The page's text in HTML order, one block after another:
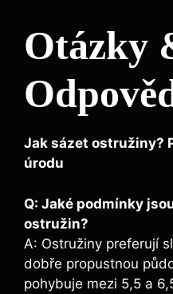
Otázky
Jak sázet ostružiny?
úrodu
Q: Jaké podmínky
ostružin?
A: Ostružiny preferují
dobře propustnou
pohybuje mezi 5,5 a